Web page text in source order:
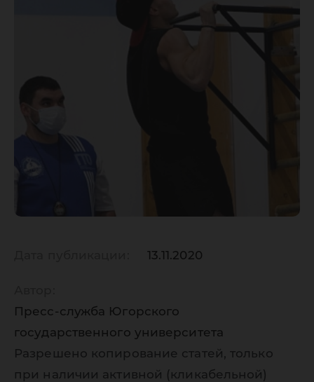
13.11.2020
Пресс-служба Югорского
государственного университета
Разрешено копирование статей, только
при наличии активной (кликабельной)